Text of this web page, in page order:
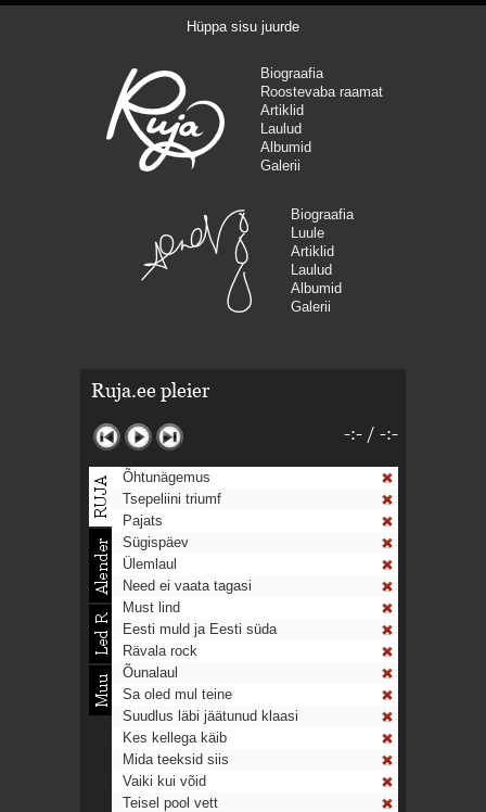
Hüppa sisu juurde
Biograafia
Roostevaba raamat
Artiklid
Laulud
Albumid
Galerii
Biograafia
Luule
Artiklid
Laulud
Albumid
Galerii
Ruja.ee pleier
-:- / -:-
Õhtunägemus
Tsepeliini triumf
Pajats
Sügispäev
Ülemlaul
Need ei vaata tagasi
Must lind
Eesti muld ja Eesti süda
Rävala rock
Õunalaul
Sa oled mul teine
Suudlus läbi jäätunud klaasi
Kes kellega käib
Mida teeksid siis
Vaiki kui võid
Teisel pool vett